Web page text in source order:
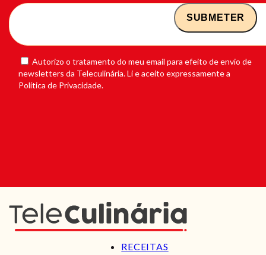
Autorizo o tratamento do meu email para efeito de envio de
newsletters da Teleculinária. Li e aceito expressamente a
Política de Privacidade.
RECEITAS